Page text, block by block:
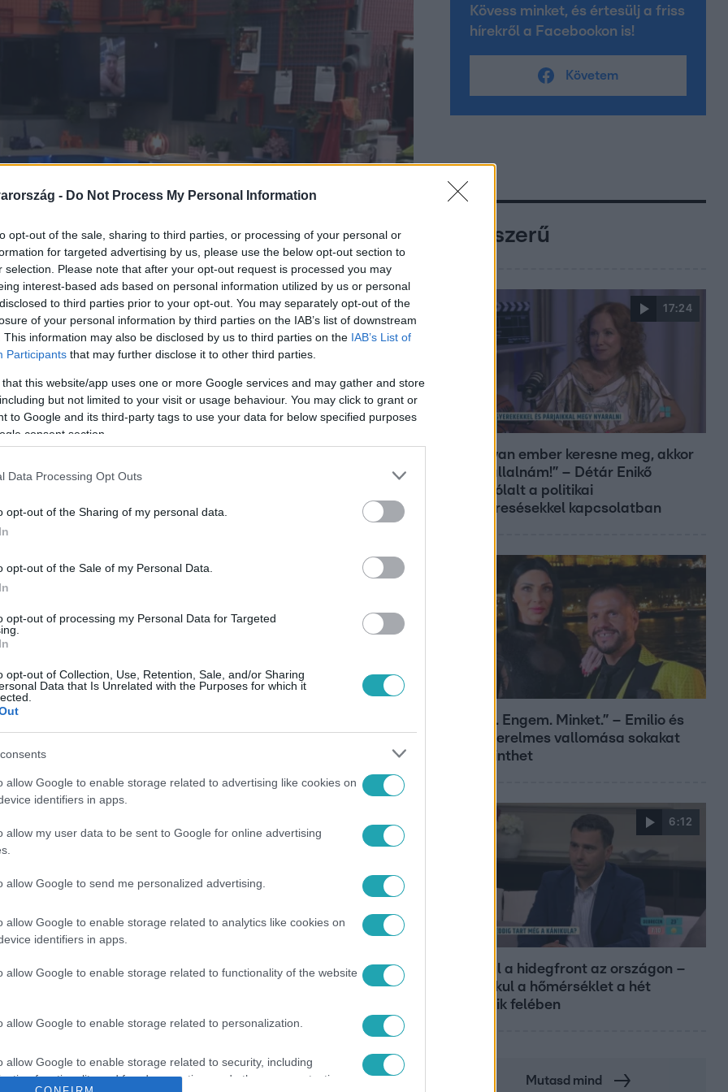
- Do Not Process My Personal Information
opt-out of the sale, sharing to third parties, or processing of your personal or
for targeted advertising by us, please use the below opt-out section to
selection. Please note that after your opt-out request is processed you may
interest-based ads based on personal information utilized by us or personal
to third parties prior to your opt-out. You may separately opt-out of the
of your personal information by third parties on the IAB’s list of downstream
This information may also be disclosed by us to third parties on the IAB’s List of
Participants that may further disclose it to other third parties.
that this website/app uses one or more Google services and may gather and store
but not limited to your visit or usage behaviour. You may click to grant or
to Google and its third-party tags to use your data for below specified purposes
consent section.
Data Processing Opt Outs
opt-out of the Sharing of my personal data.
opt-out of the Sale of my Personal Data.
opt-out of processing my Personal Data for Targeted
opt-out of Collection, Use, Retention, Sale, and/or Sharing
Data that Is Unrelated with the Purposes for which it
allow Google to enable storage related to advertising like cookies on
identifiers in apps.
allow my user data to be sent to Google for online advertising
allow Google to send me personalized advertising.
allow Google to enable storage related to analytics like cookies on
identifiers in apps.
allow Google to enable storage related to functionality of the website
allow Google to enable storage related to personalization.
allow Google to enable storage related to security, including
functionality and fraud prevention, and other user protection.
hagyta el a villát, váratlan üzenetével
Premiumon !
legyen a Google-találatokban!
Kövess minket, és értesülj a friss
hírekről a Facebookon is!
Követem
Népszerű
17:24
„Ha olyan ember keresne meg, akkor
sem vállalnám!” – Détár Enikő
megszólalt a politikai
megkeresésekkel kapcsolatban
„Téged. Engem. Minket.” – Emilio és
Tina szerelmes vallomása sokakat
megérinthet
6:12
Átvonul a hidegfront az országon –
így alakul a hőmérséklet a hét
második felében
Mutasd mind